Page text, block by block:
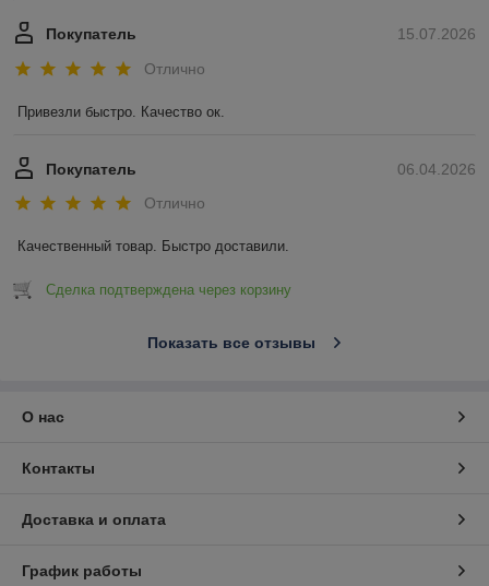
15.07.2026
Покупатель
Отлично
Привезли быстро. Качество ок.
06.04.2026
Покупатель
Отлично
Качественный товар. Быстро доставили.
Сделка подтверждена через корзину
Показать все отзывы
О нас
Контакты
Доставка и оплата
График работы